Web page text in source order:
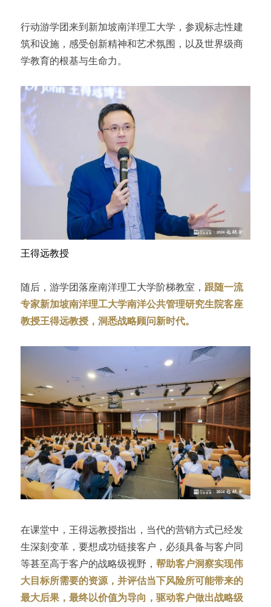
行动游学团来到新加坡南洋理工大学，参观标志性建
筑和设施，感受创新精神和艺术氛围，以及世界级商
学教育的根基与生命力。
王得远教授
随后，游学团落座南洋理工大学阶梯教室， 跟随一流
专家新加坡南洋理工大学南洋公共管理研究生院客座
教授王得远教授，洞悉战略顾问新时代。
在课堂中，王得远教授指出，当代的营销方式已经发
生深刻变革，要想成功链接客户，必须具备与客户同
等甚至高于客户的战略级视野， 帮助客户洞察实现伟
大目标所需要的资源，并评估当下风险所可能带来的
最大后果，最终以价值为导向，驱动客户做出战略级